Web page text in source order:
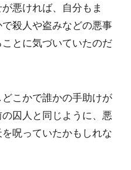
悪ければ、自分もま
殺人や盗みなどの悪事
とに気づいていたのだ
こかで誰かの手助けが
囚人と同じように、悪
呪っていたかもしれな